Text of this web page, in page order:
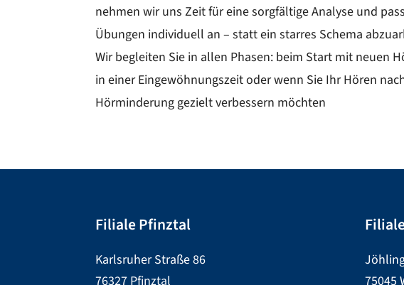
nehmen wir uns Zeit für eine sorgfältige Analyse und
Übungen individuell an – statt ein starres Schema
Wir begleiten Sie in allen Phasen: beim Start mit neuen
in einer Eingewöhnungszeit oder wenn Sie Ihr Hören
Hörminderung gezielt verbessern möchten
Filiale Pfinztal
Karlsruher Straße 86
76327 Pfinztal
75045